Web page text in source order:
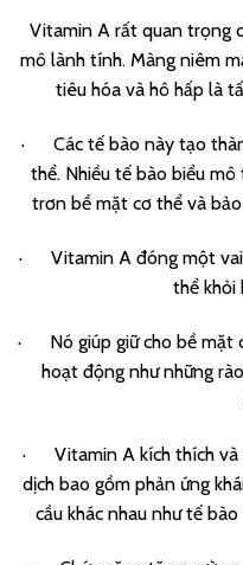
Vitamin A rất quan trọng
mô lành tính. Màng niêm
tiêu hóa và hô hấp là
· Các tế bào này tạo
thể. Nhiều tế bào biểu
trơn bề mặt cơ thể và
· Vitamin A đóng một vai
thể khỏi
· Nó giúp giữ cho bề mặt
hoạt động như những
· Vitamin A kích thích và
dịch bao gồm phản ứng
cầu khác nhau như tế